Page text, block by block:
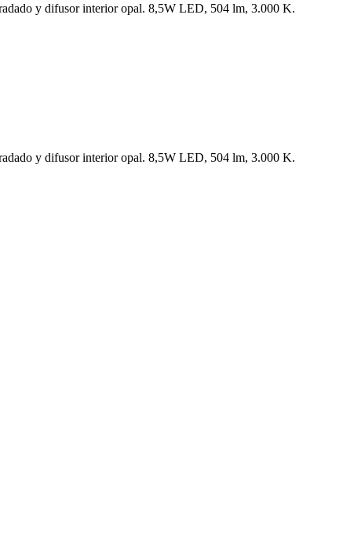
y difusor interior opal. 8,5W LED, 504 lm, 3.000 K.
y difusor interior opal. 8,5W LED, 504 lm, 3.000 K.